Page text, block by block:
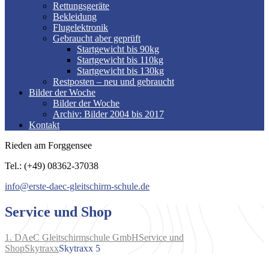
Rettungsgeräte
Bekleidung
Flugelektronik
Gebraucht aber geprüft
Startgewicht bis 90kg
Startgewicht bis 110kg
Startgewicht bis 130kg
Restposten – neu und gebraucht
Bilder der Woche
Bilder der Woche
Archiv: Bilder 2004 bis 2017
Kontakt
Rieden am Forggensee
Tel.: (+49) 08362-37038
info@erste-daec-gleitschirm-schule.de
Service und Shop
1. DAeC Gleitschirmschule GmbHService und
ShopSkytraxxSkytraxx 5